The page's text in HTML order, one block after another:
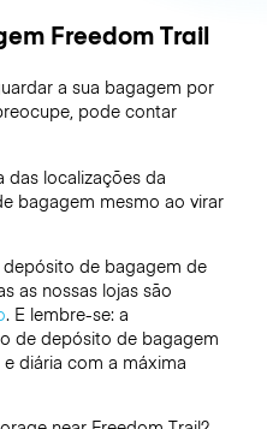
Freedom Trail
a sua bagagem por
pode contar
das localizações da
bagagem mesmo ao virar
de bagagem de
as nossas lojas são
. E lembre-se: a
de depósito de bagagem
diária com a máxima